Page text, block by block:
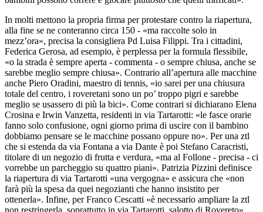
In molti mettono la propria firma per protestare contro la riapertura,
alla fine se ne conteranno circa 150 - «ma raccolte solo in
mezz’ora», precisa la consigliera Pd Luisa Filippi. Tra i cittadini,
Federica Gerosa, ad esempio, è perplessa per la formula flessibile,
«o la strada è sempre aperta - commenta - o sempre chiusa, anche se
sarebbe meglio sempre chiusa». Contrario all’apertura alle macchine
anche Piero Oradini, maestro di tennis, «io sarei per una chiusura
totale del centro, i roveretani sono un po’ troppo pigri e sarebbe
meglio se usassero di più la bici». Come contrari si dichiarano Elena
Crosina e Irwin Vanzetta, residenti in via Tartarotti: «le fasce orarie
fanno solo confusione, ogni giorno prima di uscire con il bambino
dobbiamo pensare se le macchine possano oppure no». Per una ztl
che si estenda da via Fontana a via Dante è poi Stefano Caracristi,
titolare di un negozio di frutta e verdura, «ma al Follone - precisa - ci
vorrebbe un parcheggio su quattro piani». Patrizia Pizzini definisce
la riapertura di via Tartarotti «una vergogna» e assicura che «non
farà più la spesa da quei negozianti che hanno insistito per
ottenerla». Infine, per Franco Cescatti «è necessario ampliare la ztl